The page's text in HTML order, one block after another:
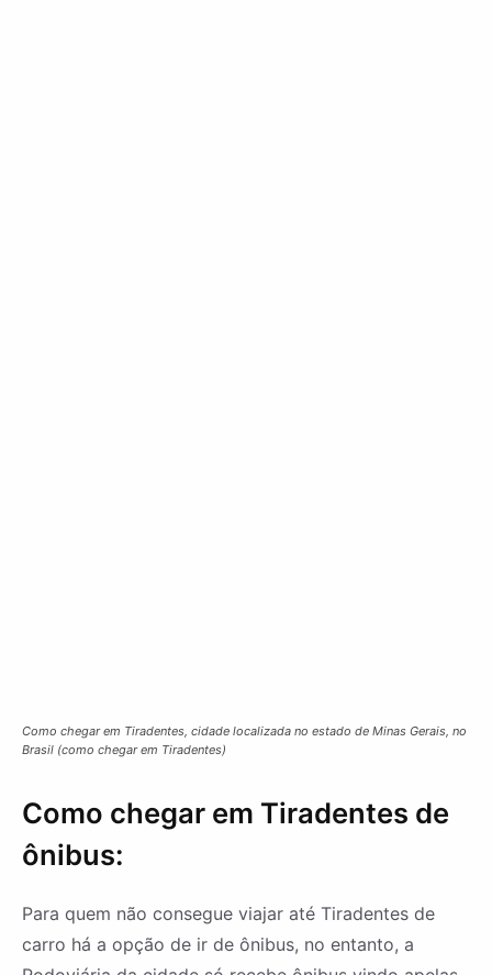
Como chegar em Tiradentes, cidade localizada no estado de Minas Gerais, no
Brasil (como chegar em Tiradentes)
Como chegar em Tiradentes de
ônibus:
Para quem não consegue viajar até Tiradentes de
carro há a opção de ir de ônibus, no entanto, a